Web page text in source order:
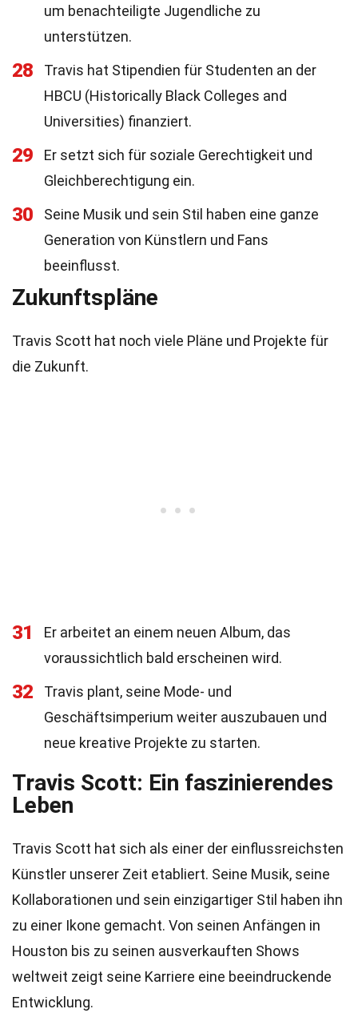
um benachteiligte Jugendliche zu
unterstützen.
28
Travis hat Stipendien für Studenten an der
HBCU (Historically Black Colleges and
Universities) finanziert.
29
Er setzt sich für soziale Gerechtigkeit und
Gleichberechtigung ein.
30
Seine Musik und sein Stil haben eine ganze
Generation von Künstlern und Fans
beeinflusst.
Zukunftspläne
Travis Scott hat noch viele Pläne und Projekte für
die Zukunft.
31
Er arbeitet an einem neuen Album, das
voraussichtlich bald erscheinen wird.
32
Travis plant, seine Mode- und
Geschäftsimperium weiter auszubauen und
neue kreative Projekte zu starten.
Travis Scott: Ein faszinierendes
Leben
Travis Scott hat sich als einer der einflussreichsten
Künstler unserer Zeit etabliert. Seine Musik, seine
Kollaborationen und sein einzigartiger Stil haben ihn
zu einer Ikone gemacht. Von seinen Anfängen in
Houston bis zu seinen ausverkauften Shows
weltweit zeigt seine Karriere eine beeindruckende
Entwicklung.